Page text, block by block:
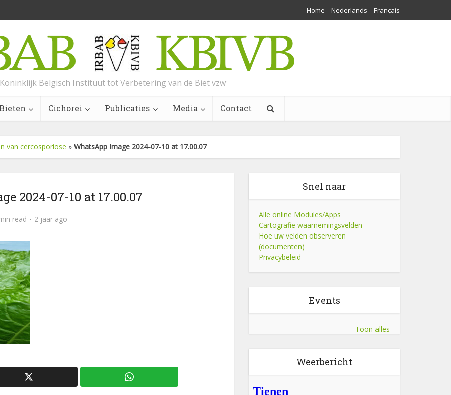
Home Nederlands Français
Koninklijk Belgisch Instituut tot Verbetering van de Biet vzw
Cichorei Publicaties Media Contact
van cercosporiose » WhatsApp Image 2024-07-10 at 17.00.07
2024-07-10 at 17.00.07
read 2 jaar ago
Snel naar
Alle online Modules/Apps
Cartografie waarnemingsvelden
Hoe uw velden observeren
(documenten)
Privacybeleid
Events
Toon alles
Weerbericht